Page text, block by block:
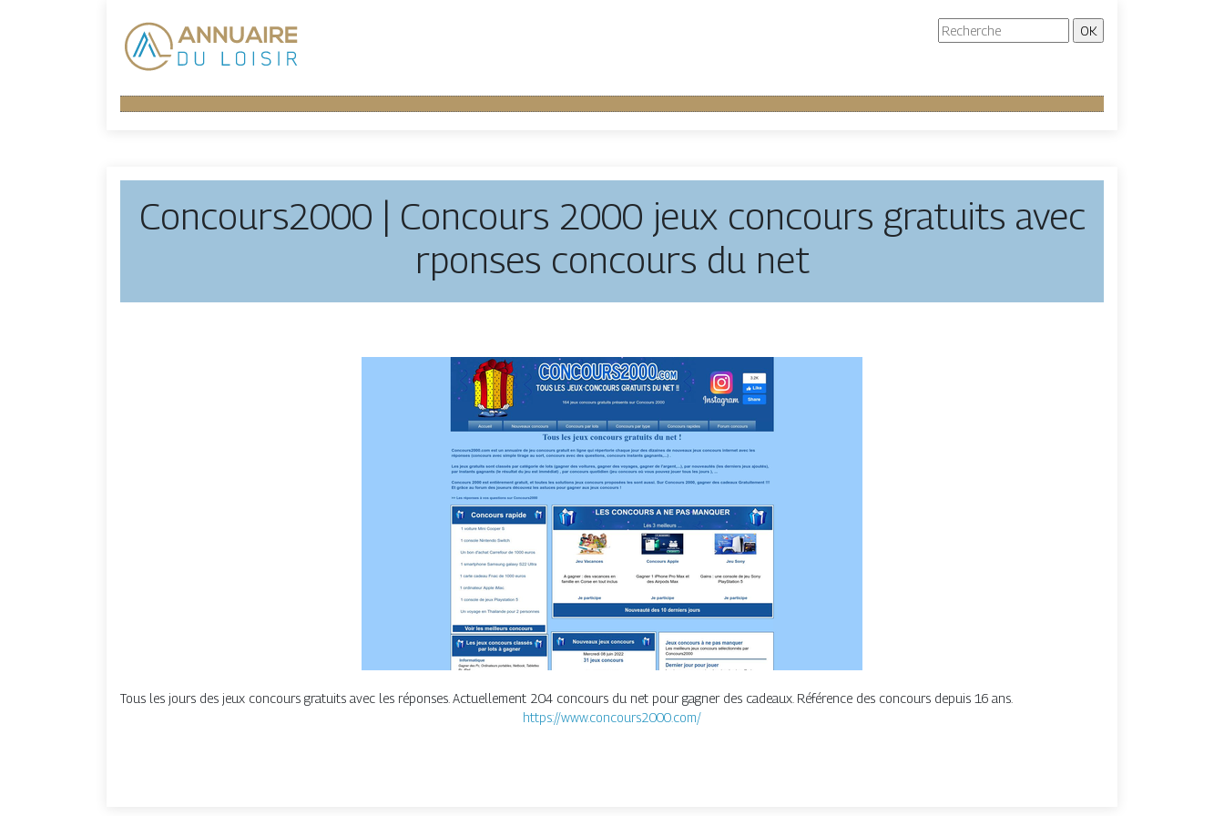
Concours2000 | Concours 2000 jeux concours gratuits avec
rponses concours du net
Tous les jours des jeux concours gratuits avec les réponses. Actuellement 204 concours du net pour gagner des cadeaux. Référence des concours depuis 16 ans.
https://www.concours2000.com/